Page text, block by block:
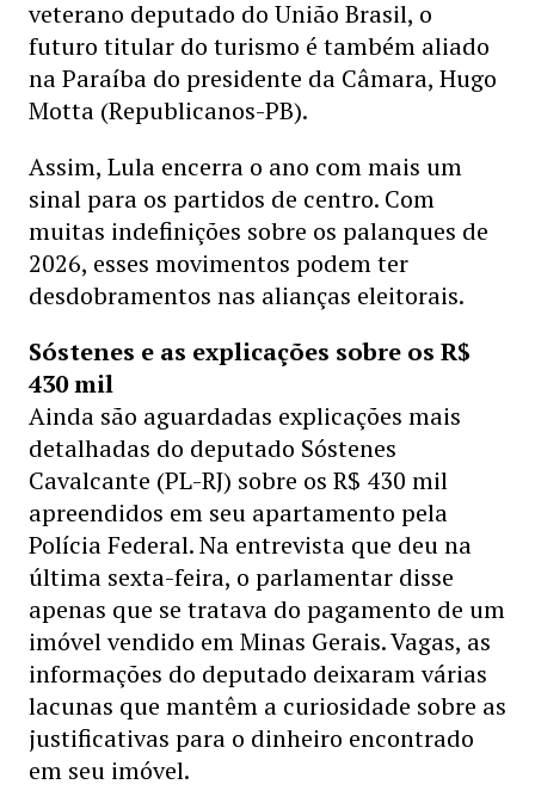
veterano deputado do União Brasil, o
futuro titular do turismo é também aliado
na Paraíba do presidente da Câmara, Hugo
Motta (Republicanos-PB).
Assim, Lula encerra o ano com mais um
sinal para os partidos de centro. Com
muitas indefinições sobre os palanques de
2026, esses movimentos podem ter
desdobramentos nas alianças eleitorais.
Sóstenes e as explicações sobre os R$
430 mil
Ainda são aguardadas explicações mais
detalhadas do deputado Sóstenes
Cavalcante (PL-RJ) sobre os R$ 430 mil
apreendidos em seu apartamento pela
Polícia Federal. Na entrevista que deu na
última sexta-feira, o parlamentar disse
apenas que se tratava do pagamento de um
imóvel vendido em Minas Gerais. Vagas, as
informações do deputado deixaram várias
lacunas que mantêm a curiosidade sobre as
justificativas para o dinheiro encontrado
em seu imóvel.